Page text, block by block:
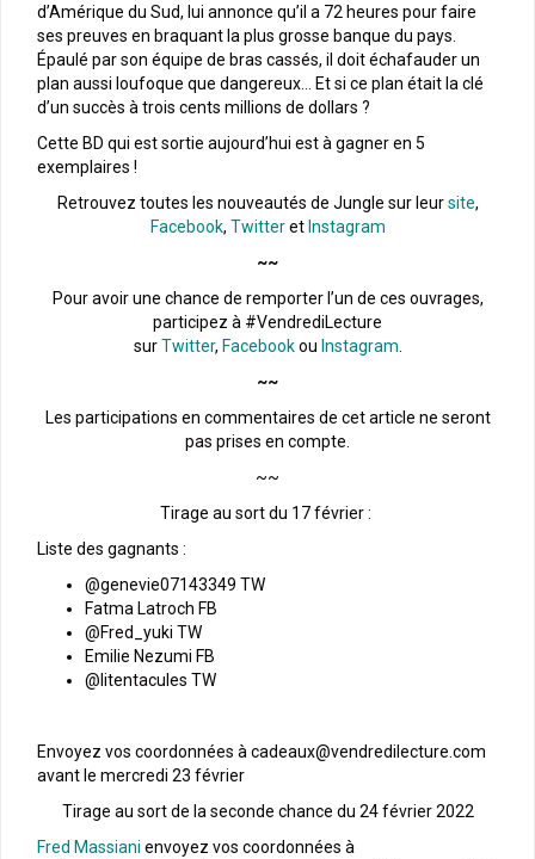
d’Amérique du Sud, lui annonce qu’il a 72 heures pour faire
ses preuves en braquant la plus grosse banque du pays.
Épaulé par son équipe de bras cassés, il doit échafauder un
plan aussi loufoque que dangereux… Et si ce plan était la clé
d’un succès à trois cents millions de dollars ?
Cette BD qui est sortie aujourd’hui est à gagner en 5
exemplaires !
Retrouvez toutes les nouveautés de Jungle sur leursite,
Facebook, Twitteret Instagram
~~
Pour avoir une chance de remporter l’un de ces ouvrages,
participez à #VendrediLecture
surTwitter, Facebookou Instagram
~~
Les participations en commentaires de cet article ne seront
pas prises en compte.
~~
Tirage au sort du 17 février :
Liste des gagnants :
@genevie07143349 TW
Fatma Latroch FB
@Fred_yuki TW
Emilie Nezumi FB
@litentacules TW
Envoyez vos coordonnées à cadeaux@vendredilecture.com
avant le mercredi 23 février
Tirage au sort de la seconde chance du 24 février 2022
Fred Massiani envoyez vos coordonnées à